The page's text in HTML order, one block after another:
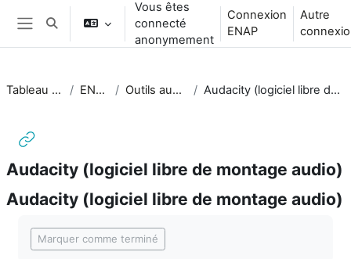
Passer au contenu principal
Panneau latéral
Activer/désactiver la saisie de recherche
Vous êtes
connecté
anonymement
Connexion
ENAP
Autre
Tableau de bord ENS_FAD Outils audiovisuels Audacity (logiciel libre de montage audio)
Audacity (logiciel libre de montage audio)
Audacity (logiciel libre de montage audio)
Marquer comme terminé